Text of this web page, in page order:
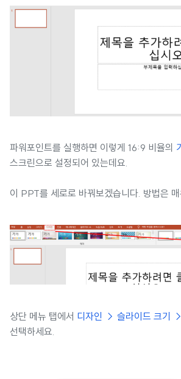
파워포인트를 실행하면 이렇게 16:9 비율의
스크린으로 설정되어 있는데요.
이 PPT를 세로로 바꿔보겠습니다. 방법은
상단 메뉴 탭에서 디자인 → 슬라이드 크기
선택하세요.